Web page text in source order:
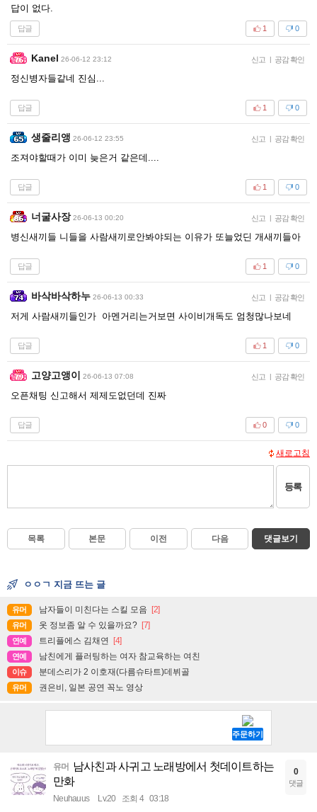
답이 없다.
답글 0
1
Kanel 26-06-12 23:12 신고 | 공감 확인
정신병자들같네 진심...
답글 0
1
생줄리앵 26-06-12 23:55 신고 | 공감 확인
조져야할때가 이미 늦은거 같은데....
답글 0
1
너굴사장 26-06-13 00:20 신고 | 공감 확인
병신새끼들 니들을 사람새끼로안봐야되는 이유가 또늘었딘 개새끼들아
답글 0
1
바삭바삭하누 26-06-13 00:33 신고 | 공감 확인
저게 사람새끼들인가 아멘거리는거보면 사이비개독도 엄청많나보네
답글 0
1
고양고앵이 26-06-13 07:08 신고 | 공감 확인
오픈채팅 신고해서 제제도없던데 진짜
답글 0
0
새로고침
등록
목록 본문 이전 다음 댓글보기
ㅇㅇㄱ 지금 뜨는 글
유머 남자들이 미친다는 스킬 모음 [2]
유머 옷 정보좀 알 수 있을까요? [7]
연예 트리플에스 김채연 [4]
연예 남친에게 플러팅하는 여자 참교육하는 여친
이슈 분데스리가 2 이호재(다름슈타트)데뷔골
유머 권은비, 일본 공연 꼭노 영상
유머 남사친과 사귀고 노래방에서 첫데이트하는
만화
Neuhauus Lv.20 조회 4 03:18
0
댓글